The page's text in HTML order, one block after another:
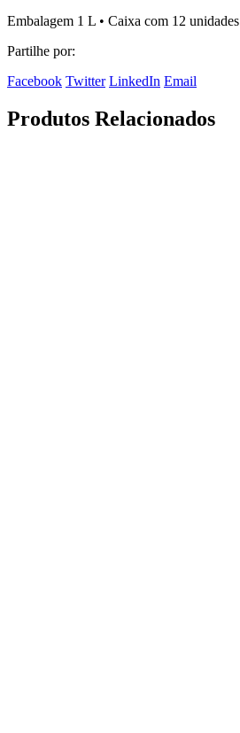
Embalagem 1 L • Caixa com 12 unidades
Partilhe por:
Facebook Twitter LinkedIn Email
Produtos Relacionados